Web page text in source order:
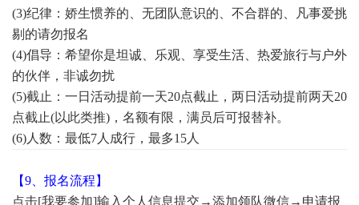
(3)纪律：娇生惯养的、无团队意识的、不合群的、凡事爱挑
剔的请勿报名
(4)倡导：希望你是坦诚、乐观、享受生活、热爱旅行与户外
的伙伴，非诚勿扰
(5)截止：一日活动提前一天20点截止，两日活动提前两天20
点截止(以此类推)，名额有限，满员后可报替补。
(6)人数：最低7人成行，最多15人
【9、报名流程】
点击[我要参加]输入个人信息提交→添加领队微信→申请报